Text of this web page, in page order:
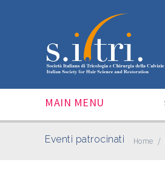
MAIN MENU
Eventi patrocinati Home /